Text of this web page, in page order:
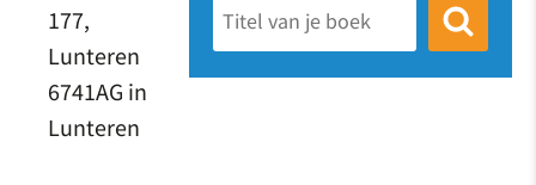
177,
Lunteren
6741AG in
Lunteren